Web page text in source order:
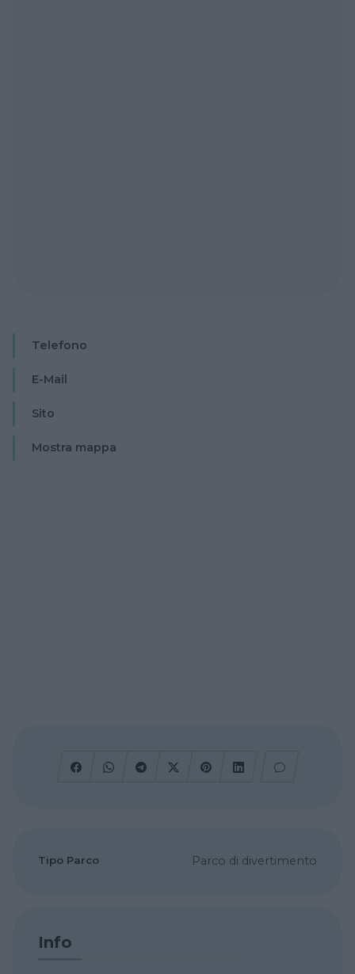
Telefono
E-Mail
Sito
Mostra mappa
Tipo Parco Parco di divertimento
Info